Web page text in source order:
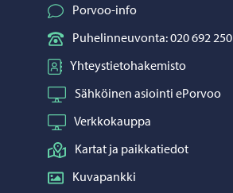
Porvoo-info
Puhelinneuvonta: 020 692 250
Yhteystietohakemisto
Sähköinen asiointi ePorvoo
Verkkokauppa
Kartat ja paikkatiedot
Kuvapankki